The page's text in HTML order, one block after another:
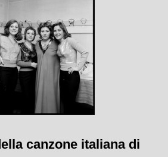
canzone italiana di